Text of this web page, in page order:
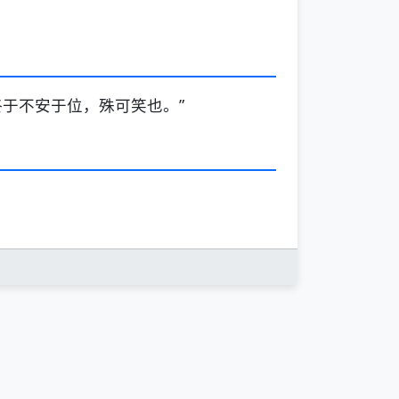
不安于位，殊可笑也。”